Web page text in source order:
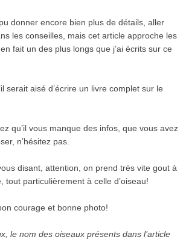
donner encore bien plus de détails, aller
les conseilles, mais cet article approche les
fait un des plus longs que j’ai écrits sur ce
serait aisé d’écrire un livre complet sur le
qu’il vous manque des infos, que vous avez
n’hésitez pas.
disant, attention, on prend très vite gout à
tout particulièrement à celle d’oiseau!
courage et bonne photo!
le nom des oiseaux présents dans l’article